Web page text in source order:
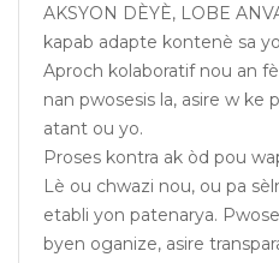
AKSYON DÈYÈ, LOBE
kapab adapte kontenè sa
Aproch kolaboratif nou an
nan pwosesis la, asire w ke
atant ou yo.
Proses kontra ak òd pou
Lè ou chwazi nou, ou pa
etabli yon patenarya.
byen oganize, asire